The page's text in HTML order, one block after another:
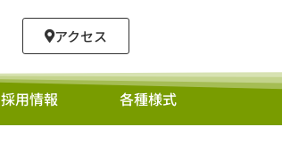
アクセス
採用情報 各種様式